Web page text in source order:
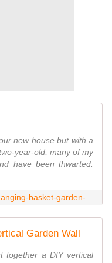
new house but with a
year-old, many of my
have been thwarted.
Garden Wall
together a DIY vertical